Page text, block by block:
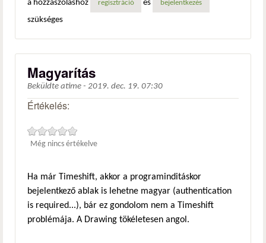
a hozzászóláshoz regisztráció és bejelentkezés
szükséges
Magyarítás
Beküldte atime - 2019. dec. 19. 07:30
Értékelés:
Még nincs értékelve
Ha már Timeshift, akkor a programinditáskor
bejelentkező ablak is lehetne magyar (authentication
is required...), bár ez gondolom nem a Timeshift
problémája. A Drawing tökéletesen angol.